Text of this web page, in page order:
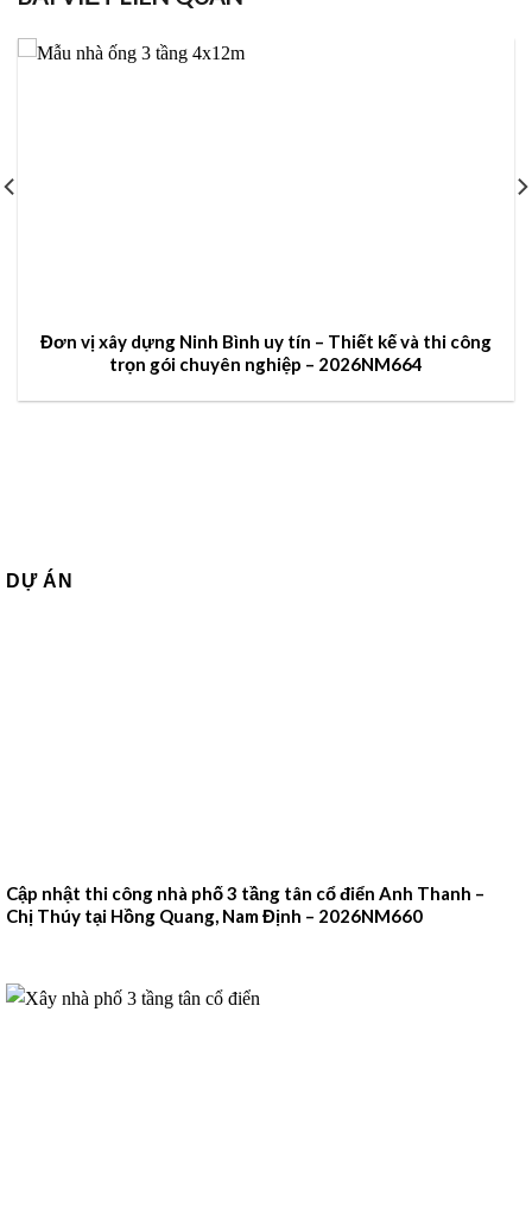
Đơn vị xây dựng Ninh Bình uy tín – Thiết kế và thi công
trọn gói chuyên nghiệp – 2026NM664
DỰ ÁN
Cập nhật thi công nhà phố 3 tầng tân cổ điển Anh Thanh –
Chị Thúy tại Hồng Quang, Nam Định – 2026NM660